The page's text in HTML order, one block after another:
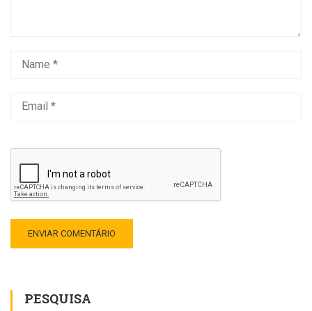
PESQUISA